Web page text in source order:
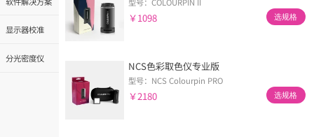
显示器校准
分光密度仪
￥1098 选规格
NCS色彩取色仪专业版
型号：NCS Colourpin PRO
￥2180 选规格